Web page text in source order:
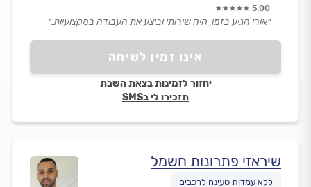
אינו זמין לשיחה
יחזור לזמינות בצאת השבת
תזכירו לי בSMS
5.00
״אורי הגיע בזמן, היה שירותי וביצע את העבודה במקצועיות.״
שיראזי פתרונות חשמל